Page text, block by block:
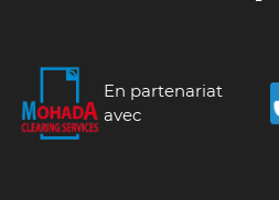
En partenariat
avec